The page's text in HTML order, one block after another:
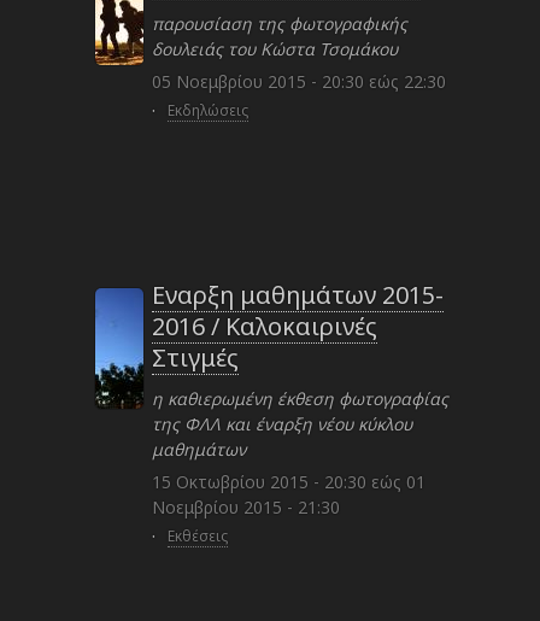
παρουσίαση της φωτογραφικής
δουλειάς του Κώστα Τσομάκου
05 Νοεμβρίου 2015 - 20:30 εώς 22:30
· Εκδηλώσεις
Εναρξη μαθημάτων 2015-
2016 / Καλοκαιρινές
Στιγμές
η καθιερωμένη έκθεση φωτογραφίας
της ΦΛΛ και έναρξη νέου κύκλου
μαθημάτων
15 Οκτωβρίου 2015 - 20:30 εώς 01
Νοεμβρίου 2015 - 21:30
· Εκθέσεις